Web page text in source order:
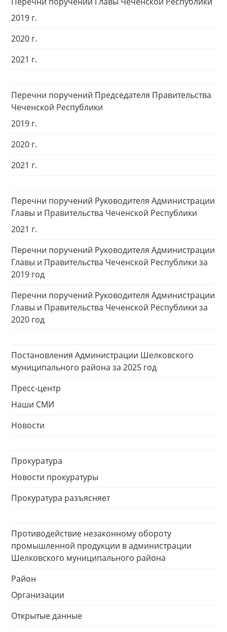
2019 г.
2020 г.
2021 г.
Перечни поручений Председателя Правительства
Чеченской Республики
2019 г.
2020 г.
2021 г.
Перечни поручений Руководителя Администрации
Главы и Правительства Чеченской Республики
2021 г.
Перечни поручений Руководителя Администрации
Главы и Правительства Чеченской Республики за
2019 год
Перечни поручений Руководителя Администрации
Главы и Правительства Чеченской Республики за
2020 год
Постановления Администрации Шелковского
муниципального района за 2025 год
Пресс-центр
Наши СМИ
Новости
Прокуратура
Новости прокуратуры
Прокуратура разъясняет
Противодействие незаконному обороту
промышленной продукции в администрации
Шелковского муниципального района
Район
Организации
Открытые данные